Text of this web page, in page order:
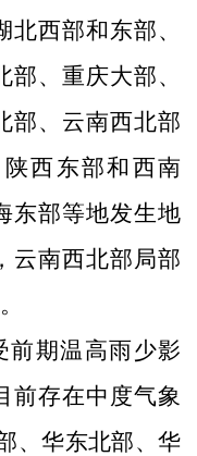
西部和东部、
、重庆大部、
部、云南西北部
西东部和西南
东部等地发生地
云南西北部局部
前期温高雨少影
前存在中度气象
、华东北部、华